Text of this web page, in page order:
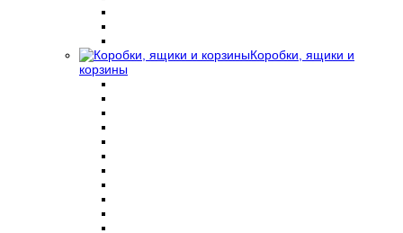
Коробки, ящики и
корзины